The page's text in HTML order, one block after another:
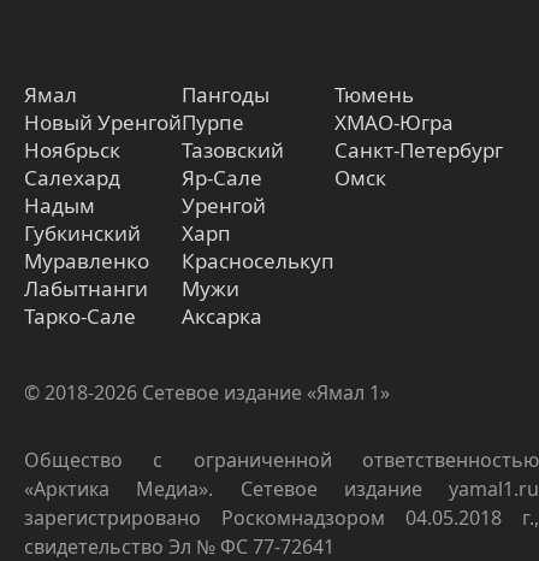
Ямал
Новый Уренгой
Ноябрьск
Салехард
Надым
Губкинский
Муравленко
Лабытнанги
Тарко-Сале
Пангоды
Пурпе
Тазовский
Яр-Сале
Уренгой
Харп
Красноселькуп
Мужи
Аксарка
Тюмень
ХМАО-Югра
Санкт-Петербург
Омск
© 2018-2026 Сетевое издание «Ямал 1»
Общество с ограниченной ответственностью
«Арктика Медиа». Сетевое издание yamal1.ru
зарегистрировано Роскомнадзором 04.05.2018 г.,
свидетельство Эл № ФС 77-72641